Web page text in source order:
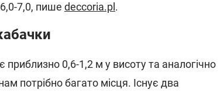
7,0, пише deccoria.pl .
0,6-1,2 м у висоту та аналогічно
потрібно багато місця. Існує два